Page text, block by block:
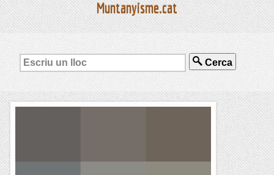
Muntanyisme.cat
Cerca